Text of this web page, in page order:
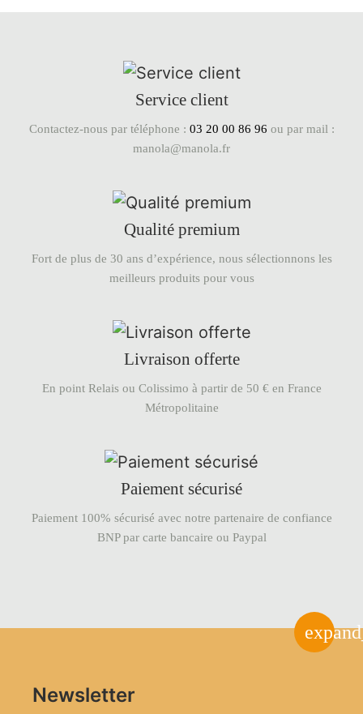
Service client
Contactez-nous par téléphone : 03 20 00 86 96 ou par mail :
manola@manola.fr
Qualité premium
Fort de plus de 30 ans d’expérience, nous sélectionnons les
meilleurs produits pour vous
Livraison offerte
En point Relais ou Colissimo à partir de 50 € en France
Métropolitaine
Paiement sécurisé
Paiement 100% sécurisé avec notre partenaire de confiance
BNP par carte bancaire ou Paypal
Newsletter